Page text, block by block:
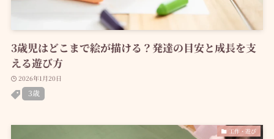
3歳児はどこまで絵が描ける？発達の目安と成長を支
える遊び方
2026年1月20日
3歳
工作・遊び